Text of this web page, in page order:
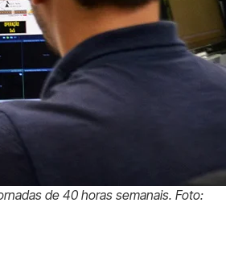
de 40 horas semanais. Foto: